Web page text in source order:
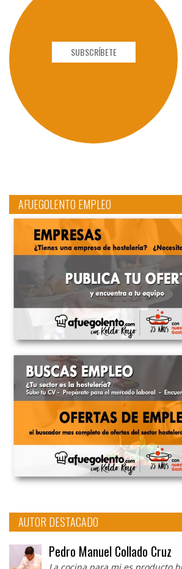
SUBSCRÍBETE
AFUEGOLENTO EMPLEO
AUTOR DESTACADO
Pedro Manuel Collado Cruz